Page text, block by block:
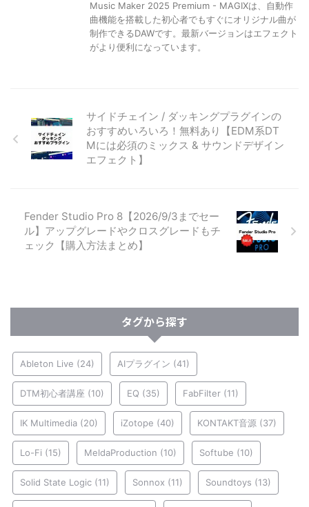
Music Maker 2025 Premium - MAGIXは、自動作
曲機能を搭載した初心者でもすぐにオリジナル曲が
制作できるDAWです。最新バージョンはエフェクト
がより便利になっています。
サイドチェイン / ダッキングプラグインの
おすすめいろいろ！無料あり【EDM系DT
Mには必須のミックス & サウンドデザイン
エフェクト】
Fender Studio Pro 8【2026/9/3までセー
ル】アップグレードやクロスグレードもチ
ェック【購入方法まとめ】
タグから探す
Ableton Live (24) AIプラグイン (41)
DTM初心者講座 (10) EQ (35) FabFilter (11)
IK Multimedia (20) iZotope (40) KONTAKT音源 (37)
Lo-Fi (15) MeldaProduction (10) Softube (10)
Solid State Logic (11) Sonnox (11) Soundtoys (13)